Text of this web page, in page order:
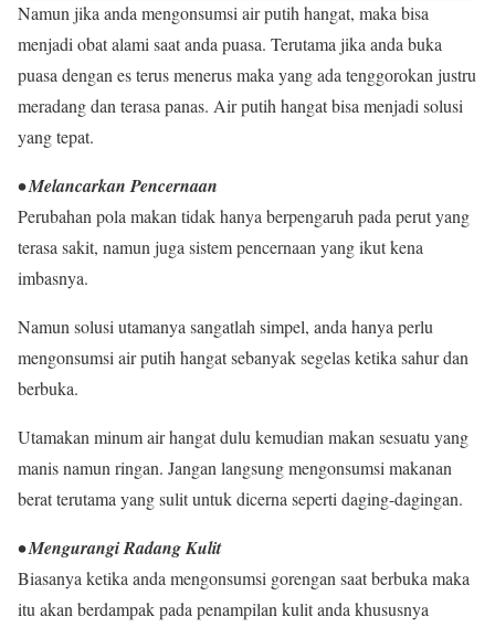
Namun jika anda mengonsumsi air putih hangat, maka bisa
menjadi obat alami saat anda puasa. Terutama jika anda buka
puasa dengan es terus menerus maka yang ada tenggorokan justru
meradang dan terasa panas. Air putih hangat bisa menjadi solusi
yang tepat.
• Melancarkan Pencernaan
Perubahan pola makan tidak hanya berpengaruh pada perut yang
terasa sakit, namun juga sistem pencernaan yang ikut kena
imbasnya.
Namun solusi utamanya sangatlah simpel, anda hanya perlu
mengonsumsi air putih hangat sebanyak segelas ketika sahur dan
berbuka.
Utamakan minum air hangat dulu kemudian makan sesuatu yang
manis namun ringan. Jangan langsung mengonsumsi makanan
berat terutama yang sulit untuk dicerna seperti daging-dagingan.
• Mengurangi Radang Kulit
Biasanya ketika anda mengonsumsi gorengan saat berbuka maka
itu akan berdampak pada penampilan kulit anda khususnya